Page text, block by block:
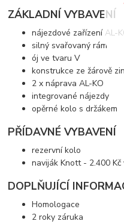
ZÁKLADNÍ VYBAVENÍ
nájezdové zařízení AL-
silný svařovaný rám
ój ve tvaru V
konstrukce ze žárově
2 x náprava AL-KO
integrované nájezdy
opěrné kolo s držákem
PŘÍDAVNÉ VYBAVENÍ
rezervní kolo
naviják Knott - 2.400 Kč
DOPLŇUJÍCÍ
Homologace
2 roky záruka